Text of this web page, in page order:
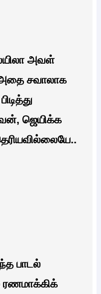
அவள்
சவாலாக
ஜெயிக்க
பாடல்